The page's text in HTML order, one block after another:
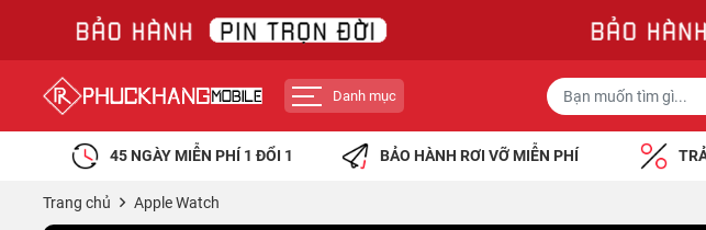
Danh mục
45 NGÀY MIỄN PHÍ 1 ĐỔI 1 BẢO HÀNH RƠI VỠ MIỄN PHÍ
Trang chủ Apple Watch